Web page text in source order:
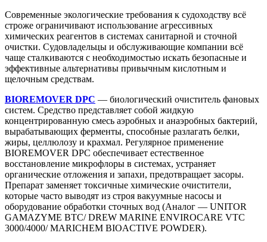
Современные экологические требования к судоходству всё
строже ограничивают использование агрессивных
химических реагентов в системах санитарной и сточной
очистки. Судовладельцы и обслуживающие компании всё
чаще сталкиваются с необходимостью искать безопасные и
эффективные альтернативы привычным кислотным и
щелочным средствам.
BIOREMOVER DPC — биологический очиститель фановых
систем. Средство представляет собой жидкую
концентрированную смесь аэробных и анаэробных бактерий,
вырабатывающих ферменты, способные разлагать белки,
жиры, целлюлозу и крахмал. Регулярное применение
BIOREMOVER DPC обеспечивает естественное
восстановление микрофлоры в системах, устраняет
органические отложения и запахи, предотвращает засоры.
Препарат заменяет токсичные химические очистители,
которые часто выводят из строя вакуумные насосы и
оборудование обработки сточных вод (Аналог — UNITOR
GAMAZYME BTC/ DREW MARINE ENVIROCARE VTC
3000/4000/ MARICHEM BIOACTIVE POWDER).